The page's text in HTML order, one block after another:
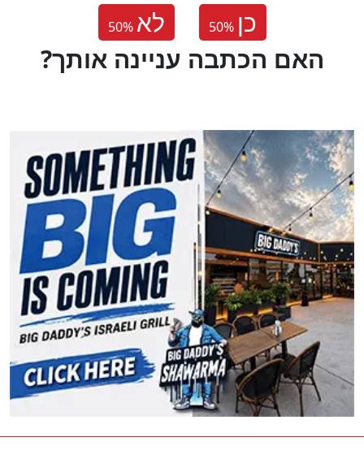
50% לא 50% כן
?האם הכתבה עניינה אותך